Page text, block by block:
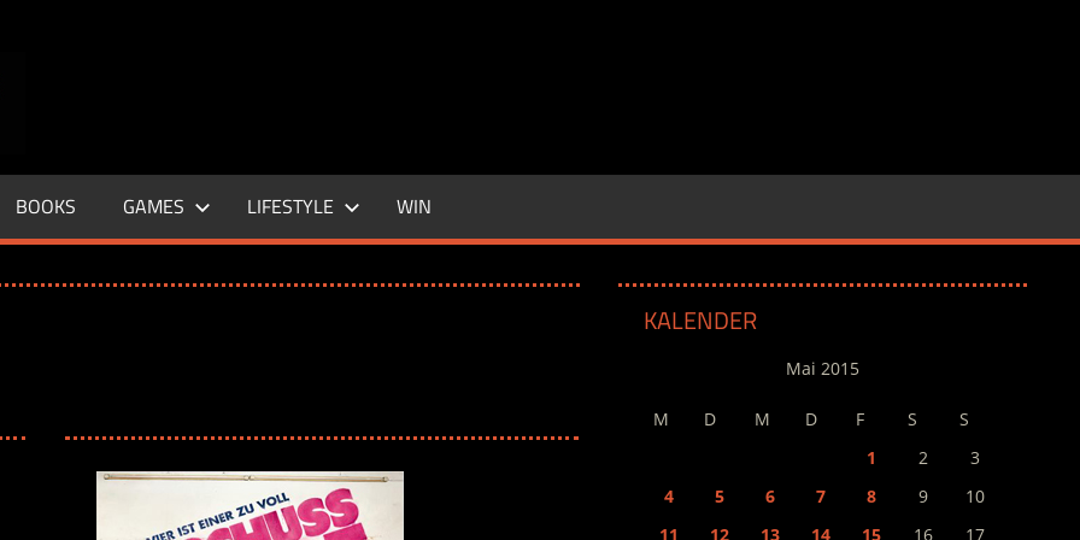
–
LIFE
MAGAZINE
BOOKS GAMES LIFESTYLE WIN
KALENDER
Mai 2015
M D M D F S
S
1
2
3
4
5 6 7 8 9
10
11
12 13 14 15 16
17